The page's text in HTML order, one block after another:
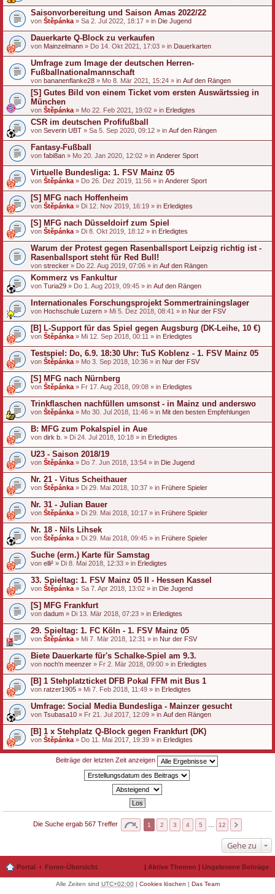
Saisonvorbereitung und Saison Amas 2022/22
von Štěpánka » Sa 2. Jul 2022, 18:17 » in Die Jugend
Dauerkarte Q-Block zu verkaufen
von Mainzelmann » Do 14. Okt 2021, 17:03 » in Dauerkarten
Umfrage zum Image der deutschen Herren-
Fußballnationalmannschaft
von bananenflanke28 » Mo 8. Mär 2021, 15:24 » in Auf den Rängen
[S] Gutes Bild von einem Ticket vom ersten Auswärtssieg in
München
von Štěpánka » Mo 22. Feb 2021, 19:02 » in Erledigtes
CSR im deutschen Profifußball
von Severin UBT » Sa 5. Sep 2020, 09:12 » in Auf den Rängen
Fantasy-Fußball
von fabi8an » Mo 20. Jan 2020, 12:02 » in Anderer Sport
Virtuelle Bundesliga: 1. FSV Mainz 05
von Štěpánka » Do 26. Dez 2019, 11:56 » in Anderer Sport
[S] MFG nach Hoffenheim
von Štěpánka » Di 12. Nov 2019, 16:19 » in Erledigtes
[S] MFG nach Düsseldoirf zum Spiel
von Štěpánka » Di 8. Okt 2019, 18:12 » in Erledigtes
Warum der Protest gegen Rasenballsport Leipzig richtig ist -
Rasenballsport steht für Red Bull!
von strecker » Do 22. Aug 2019, 07:06 » in Auf den Rängen
Kommerz vs Fankultur
von Turia29 » Do 1. Aug 2019, 09:45 » in Auf den Rängen
Internationales Forschungsprojekt Sommertrainingslager
von Hochschule Luzern » Mi 5. Dez 2018, 08:41 » in Nur der FSV
[B] L-Support für das Spiel gegen Augsburg (DK-Leihe, 10 €)
von Štěpánka » Mi 12. Sep 2018, 00:11 » in Erledigtes
Testspiel: Do, 6.9. 18:30 Uhr: TuS Koblenz - 1. FSV Mainz 05
von Štěpánka » Mo 3. Sep 2018, 10:36 » in Nur der FSV
[S] MFG nach Nürnberg
von Štěpánka » Fr 17. Aug 2018, 09:08 » in Erledigtes
Trinkflaschen nachfüllen umsonst - in Mainz und anderswo
von Štěpánka » Mo 30. Jul 2018, 11:46 » in Mit den besten Empfehlungen
B: MFG zum Pokalspiel in Aue
von dirk b. » Di 24. Jul 2018, 10:18 » in Erledigtes
U23 - Saison 2018/19
von Štěpánka » Do 7. Jun 2018, 13:54 » in Die Jugend
Nr. 21 - Vitus Scheithauer
von Štěpánka » Di 29. Mai 2018, 10:37 » in Frühere Spieler
Nr. 31 - Julian Bauer
von Štěpánka » Di 29. Mai 2018, 10:17 » in Frühere Spieler
Nr. 18 - Nils Lihsek
von Štěpánka » Di 29. Mai 2018, 09:45 » in Frühere Spieler
Suche (erm.) Karte für Samstag
von elli² » Di 8. Mai 2018, 12:33 » in Erledigtes
33. Spieltag: 1. FSV Mainz 05 II - Hessen Kassel
von Štěpánka » Sa 7. Apr 2018, 13:02 » in Die Jugend
[S] MFG Frankfurt
von dadum » Di 13. Mär 2018, 07:23 » in Erledigtes
29. Spieltag: 1. FC Köln - 1. FSV Mainz 05
von Štěpánka » Mi 7. Mär 2018, 12:31 » in Nur der FSV
Biete Dauerkarte für's Schalke-Spiel am 9.3.
von noch'n meenzer » Fr 2. Mär 2018, 09:00 » in Erledigtes
[B] 1 Stehplatzticket DFB Pokal FFM mit Bus 1
von ratzer1905 » Mi 7. Feb 2018, 11:49 » in Erledigtes
Umfrage: Social Media Bundesliga - Mainzer gesucht
von Tsubasa10 » Fr 21. Jul 2017, 12:09 » in Auf den Rängen
[B] 1 x Stehplatz Q-Block gegen Frankfurt (DK)
von Štěpánka » Do 11. Mai 2017, 19:39 » in Erledigtes
Beiträge der letzten Zeit anzeigen
Die Suche ergab 567 Treffer 1 2 3 4 5 12
Gehe zu
Portal Foren-Übersicht | Aktive Themen | Ungelesene Beiträge
Alle Zeiten sind UTC+02:00| Cookies löschen | Das Team